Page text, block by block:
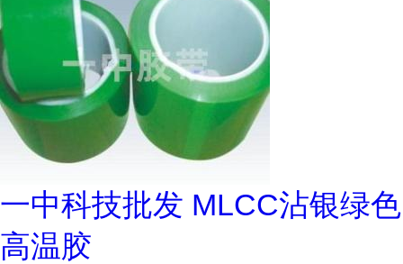
一中科技批发 MLCC沾银绿色
高温胶